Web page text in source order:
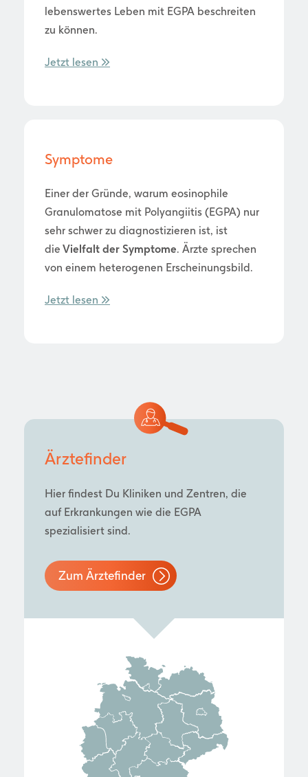
lebenswertes Leben mit EGPA beschreiten
zu können.
Jetzt lesen >>
Symptome
Einer der Gründe, warum eosinophile
Granulomatose mit Polyangiitis (EGPA) nur
sehr schwer zu diagnostizieren ist, ist
die Vielfalt der Symptome. Ärzte sprechen
von einem heterogenen Erscheinungsbild.
Jetzt lesen >>
Ärztefinder
Hier findest Du Kliniken und Zentren, die
auf Erkrankungen wie die EGPA
spezialisiert sind.
Zum Ärztefinder